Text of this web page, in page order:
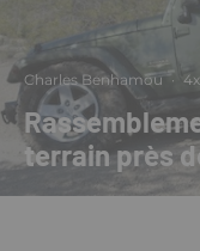
Charles Benhamou ·
terrain près